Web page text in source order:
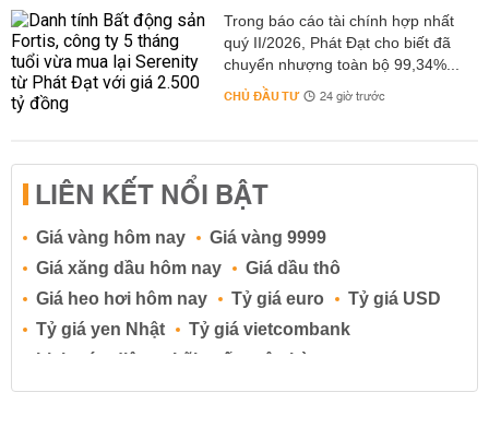
Trong báo cáo tài chính hợp nhất
quý II/2026, Phát Đạt cho biết đã
chuyển nhượng toàn bộ 99,34%...
CHỦ ĐẦU TƯ 24 giờ trước
LIÊN KẾT NỔI BẬT
Giá vàng hôm nay
Giá vàng 9999
Giá xăng dầu hôm nay
Giá dầu thô
Giá heo hơi hôm nay
Tỷ giá euro
Tỷ giá USD
Tỷ giá yen Nhật
Tỷ giá vietcombank
Lịch cúp điện
Lãi suất ngân hàng
Lãi suất tiết kiệm
Lãi suất tiền gửi